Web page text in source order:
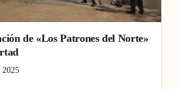
de «Los Patrones del Norte»
2025